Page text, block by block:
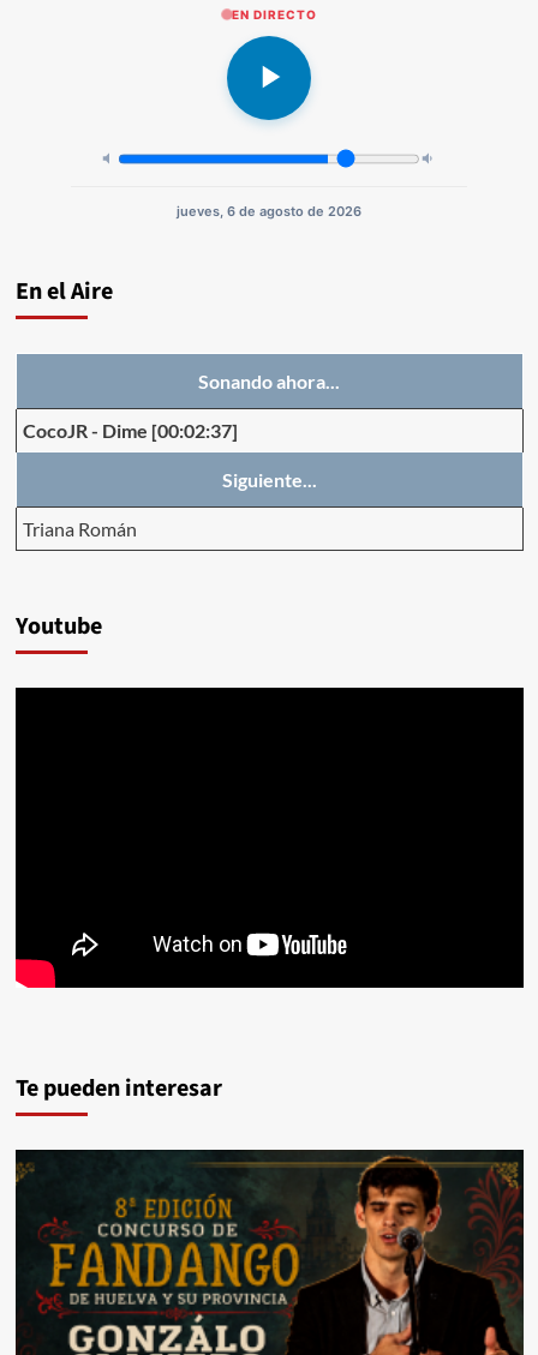
EN DIRECTO
jueves, 6 de agosto de 2026
En el Aire
Sonando ahora...
CocoJR- Dime [00:02:37]
Siguiente...
Triana Román
Youtube
Te pueden interesar